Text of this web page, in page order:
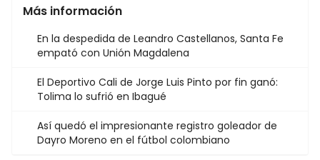
Más información
En la despedida de Leandro Castellanos, Santa Fe
empató con Unión Magdalena
El Deportivo Cali de Jorge Luis Pinto por fin ganó:
Tolima lo sufrió en Ibagué
Así quedó el impresionante registro goleador de
Dayro Moreno en el fútbol colombiano